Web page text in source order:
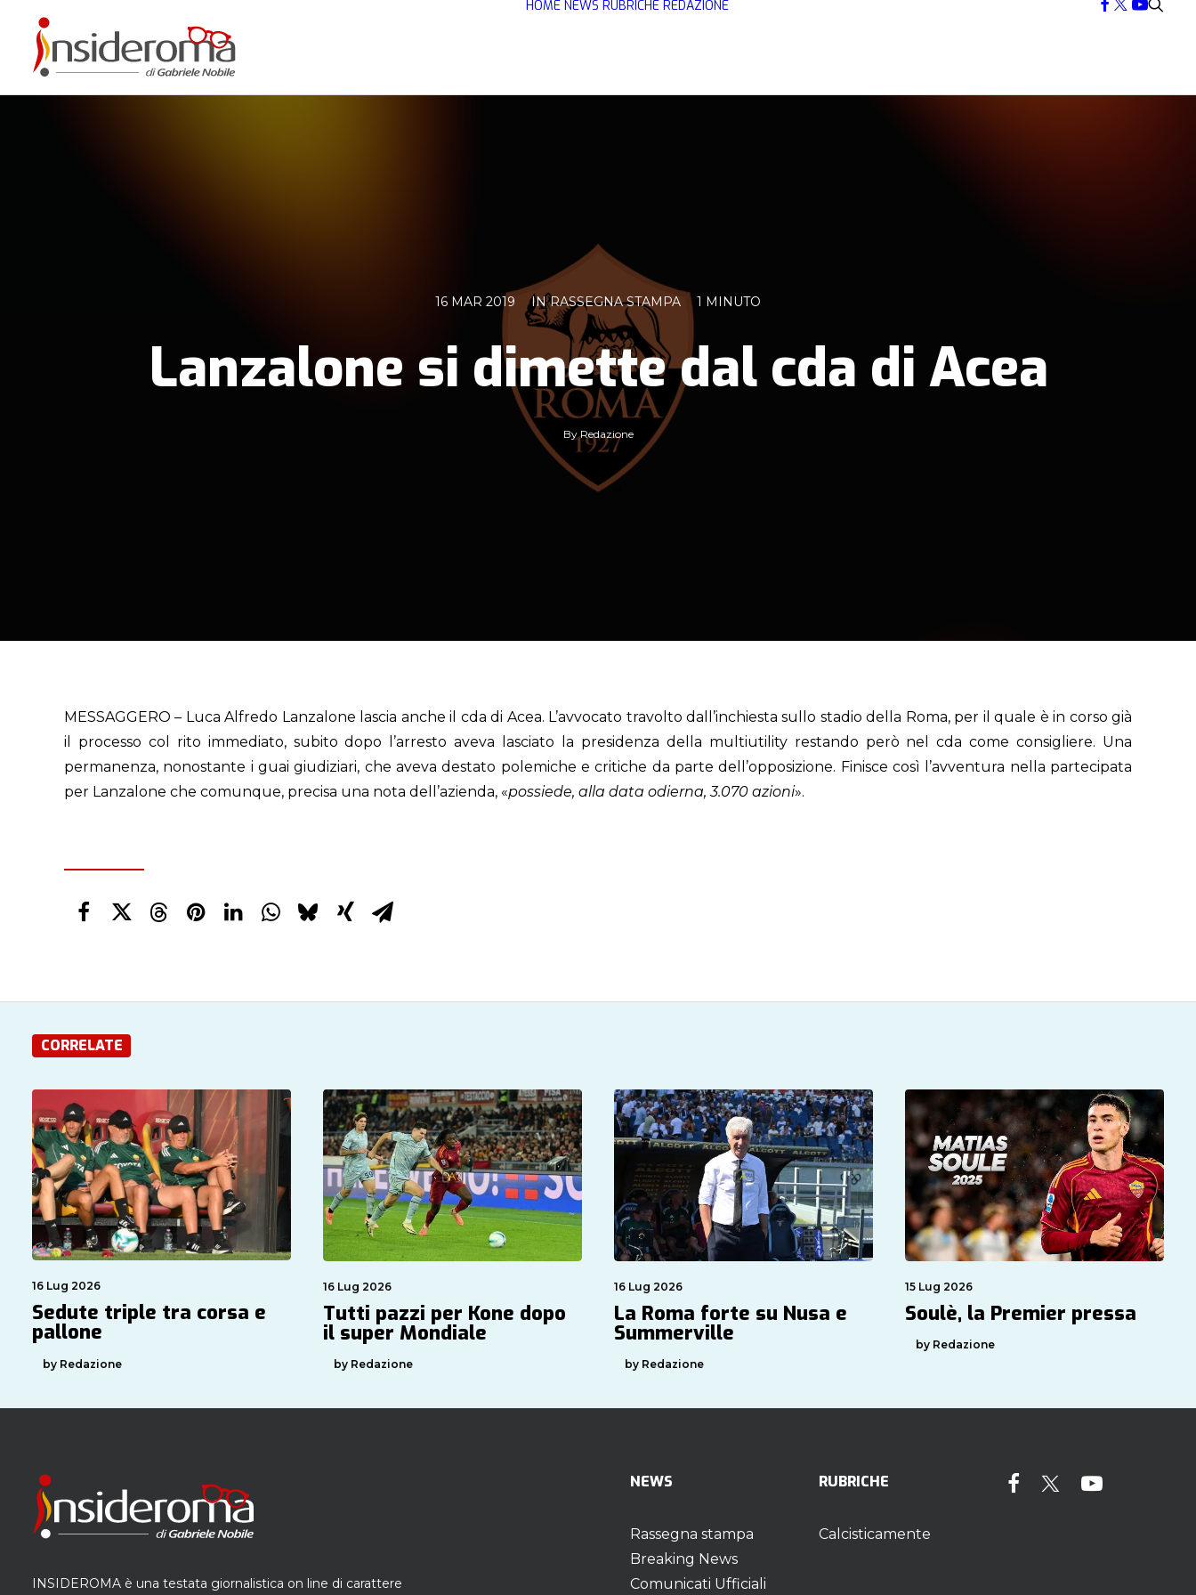
HOME NEWS RUBRICHE REDAZIONE
16 MAR 2019 INRASSEGNA STAMPA 1 MINUTO
Lanzalone si dimette dal cda di Acea
ByRedazione
MESSAGGERO – Luca Alfredo Lanzalone lascia anche il cda di Acea. L’avvocato travolto dall’inchiesta sullo stadio della Roma, per il quale è in corso già
il processo col rito immediato, subito dopo l’arresto aveva lasciato la presidenza della multiutility restando però nel cda come consigliere. Una
permanenza, nonostante i guai giudiziari, che aveva destato polemiche e critiche da parte dell’opposizione. Finisce così l’avventura nella partecipata
per Lanzalone che comunque, precisa una nota dell’azienda, «possiede, alla data odierna, 3.070 azioni».
CORRELATE
16 Lug 2026
Sedute triple tra corsa e
pallone
by Redazione
16 Lug 2026
Tutti pazzi per Kone dopo
il super Mondiale
by Redazione
16 Lug 2026
La Roma forte su Nusa e
Summerville
by Redazione
15 Lug 2026
Soulè, la Premier pressa
by Redazione
INSIDEROMA è una testata giornalistica on line di carattere
NEWS
Rassegna stampa
Breaking News
Comunicati Ufficiali
RUBRICHE
Calcisticamente